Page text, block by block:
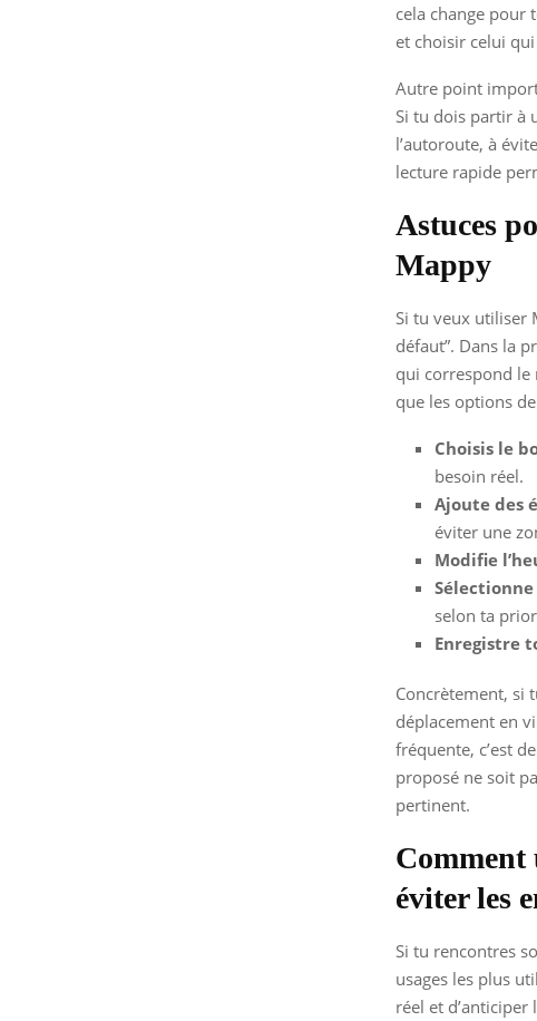
cela change pour
et choisir celui
Autre point
Si tu dois partir à
l’autoroute, à
lecture rapide
Astuces
Mappy
Si tu veux utiliser
défaut”. Dans la
qui correspond le
que les options
Choisis le
besoin réel.
Ajoute des
éviter une
Modifie
selon ta
Enregistre
Concrètement, si
déplacement en
fréquente, c’est
proposé ne soit
pertinent.
éviter les
Si tu rencontres
usages les plus
réel et d’anticiper